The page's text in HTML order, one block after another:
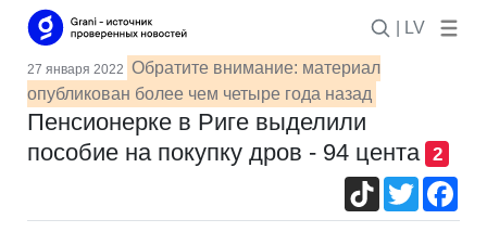
| LV
27 января 2022 Обратите внимание: материал
опубликован более чем четыре года назад
Пенсионерке в Риге выделили
пособие на покупку дров - 94 цента
2
TikTokTwitter